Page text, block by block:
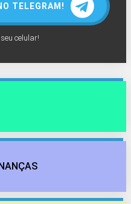
TELEGRAM!
celular!